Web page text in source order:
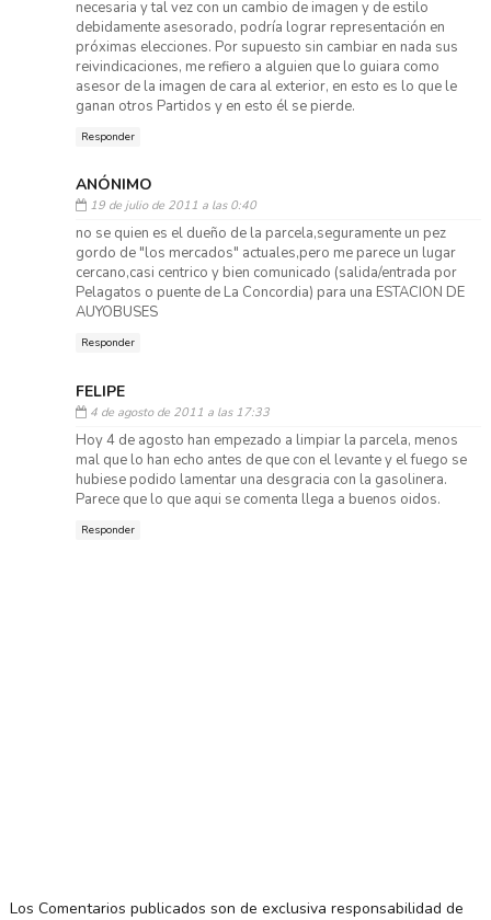
necesaria y tal vez con un cambio de imagen y de estilo
debidamente asesorado, podría lograr representación en
próximas elecciones. Por supuesto sin cambiar en nada sus
reivindicaciones, me refiero a alguien que lo guiara como
asesor de la imagen de cara al exterior, en esto es lo que le
ganan otros Partidos y en esto él se pierde.
Responder
ANÓNIMO
19 de julio de 2011 a las 0:40
no se quien es el dueño de la parcela,seguramente un pez
gordo de "los mercados" actuales,pero me parece un lugar
cercano,casi centrico y bien comunicado (salida/entrada por
Pelagatos o puente de La Concordia) para una ESTACION DE
AUYOBUSES
Responder
FELIPE
4 de agosto de 2011 a las 17:33
Hoy 4 de agosto han empezado a limpiar la parcela, menos
mal que lo han echo antes de que con el levante y el fuego se
hubiese podido lamentar una desgracia con la gasolinera.
Parece que lo que aqui se comenta llega a buenos oidos.
Responder
Los Comentarios publicados son de exclusiva responsabilidad de